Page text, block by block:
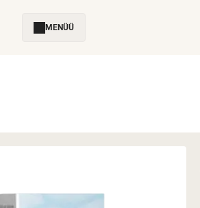
MENÜÜ